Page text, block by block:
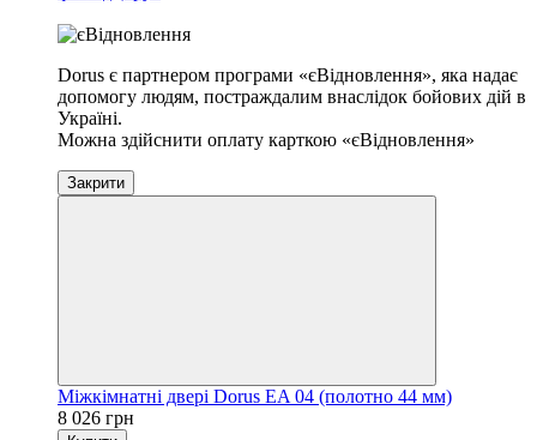
Dorus є партнером програми «єВідновлення», яка надає
допомогу людям, постраждалим внаслідок бойових дій в
Україні.
Можна здійснити оплату карткою «єВідновлення»
Закрити
Міжкімнатні двері Dorus EA 04 (полотно 44 мм)
8 026 грн